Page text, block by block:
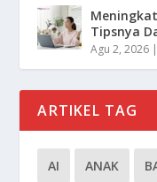
Tipsnya
Agu 2, 2026 |
ARTIKEL TAG
AI ANAK